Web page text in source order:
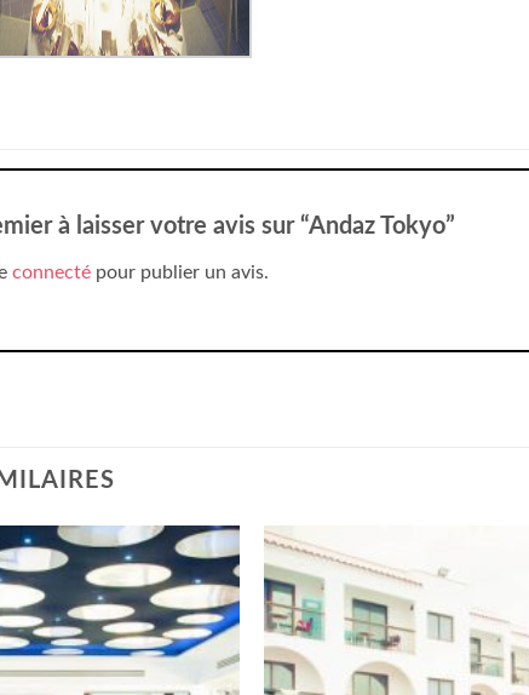
à laisser votre avis sur “Andaz Tokyo”
connecté pour publier un avis.